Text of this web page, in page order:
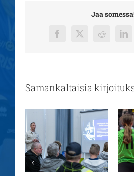
Jaa
Facebook
X Reddit
Samankaltaisia